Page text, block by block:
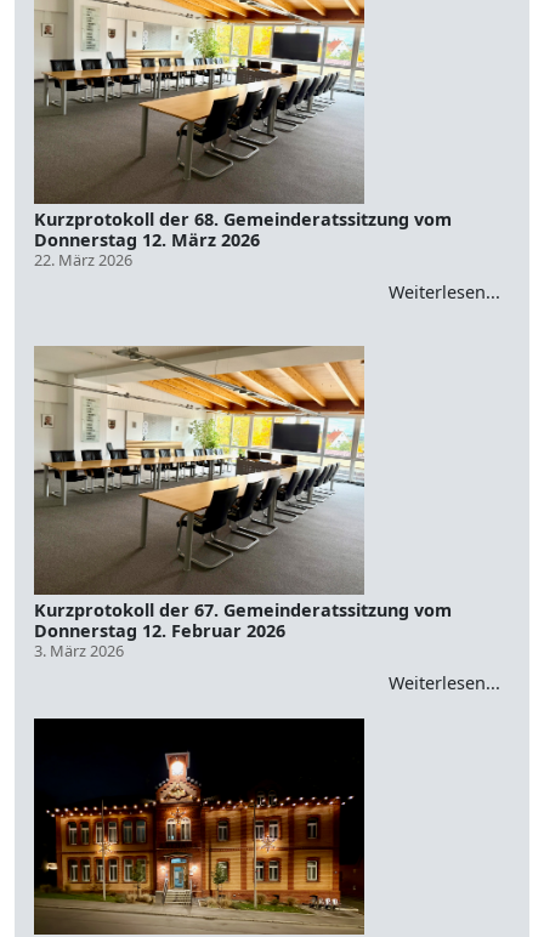
Kurzprotokoll der 68. Gemeinderatssitzung vom
Donnerstag 12. März 2026
22. März 2026
Weiterlesen...
Kurzprotokoll der 67. Gemeinderatssitzung vom
Donnerstag 12. Februar 2026
3. März 2026
Weiterlesen...